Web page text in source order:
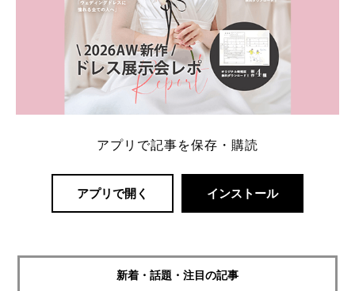
アプリで記事を保存・購読
アプリで開く インストール
新着・話題・注目の記事